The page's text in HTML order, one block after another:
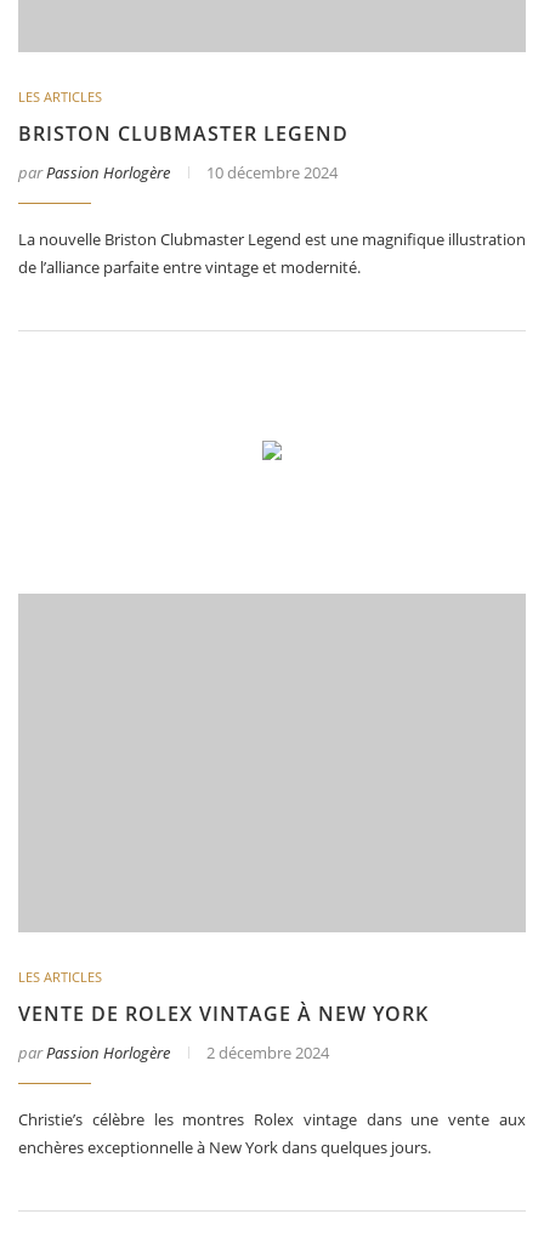
LES ARTICLES
BRISTON CLUBMASTER LEGEND
parPassion Horlogère 10 décembre 2024
La nouvelle Briston Clubmaster Legend est une magnifique illustration
de l’alliance parfaite entre vintage et modernité.
LES ARTICLES
VENTE DE ROLEX VINTAGE À NEW YORK
parPassion Horlogère 2 décembre 2024
Christie’s célèbre les montres Rolex vintage dans une vente aux
enchères exceptionnelle à New York dans quelques jours.